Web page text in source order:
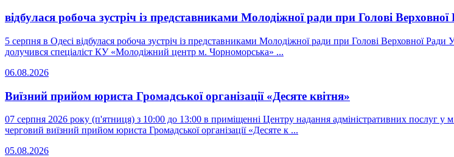
відбулася робоча зустріч із представниками Молодіжної ради при Голові
5 серпня в Одесі відбулася робоча зустріч із представниками Молодіжної ради при Голові Верховної
долучився спеціаліст КУ «Молодіжний центр м. Чорноморська» ...
06.08.2026
Виїзний прийом юриста Громадської організації «Десяте квітня»
07 серпня 2026 року (п'ятниця) з 10:00 до 13:00 в приміщенні Центру надання адміністративних послуг
черговий виїзний прийом юриста Громадської організації «Десяте к ...
05.08.2026